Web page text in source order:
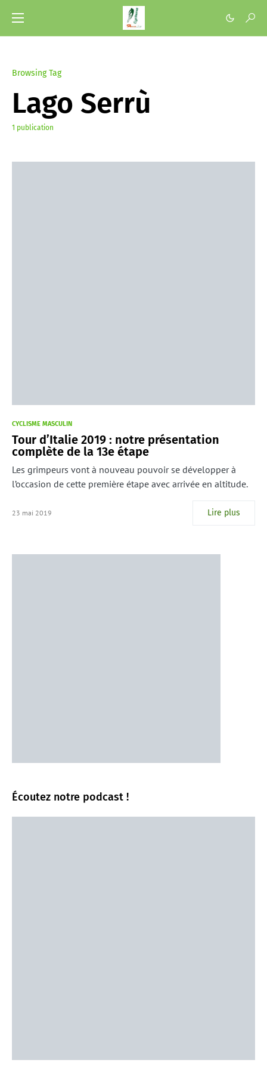
Browsing Tag
Lago Serrù
1 publication
CYCLISME MASCULIN
Tour d’Italie 2019 : notre présentation
complète de la 13e étape
Les grimpeurs vont à nouveau pouvoir se développer à
l’occasion de cette première étape avec arrivée en altitude.
23 mai 2019 Lire plus
Écoutez notre podcast !